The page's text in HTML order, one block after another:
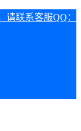
联系客服QQ：